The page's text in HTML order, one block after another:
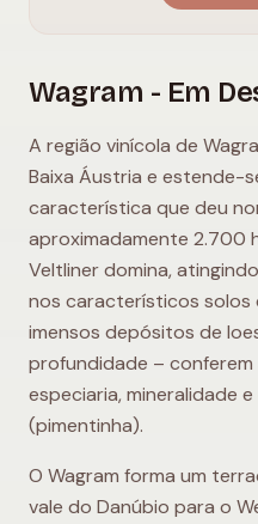
Wagram - Em
A região vinícola de
Baixa Áustria e estende-
característica que deu
aproximadamente 2.700
Veltliner domina,
nos característicos solos
imensos depósitos de
profundidade –
especiaria, mineralidade
(pimentinha).
O Wagram forma um
vale do Danúbio para o